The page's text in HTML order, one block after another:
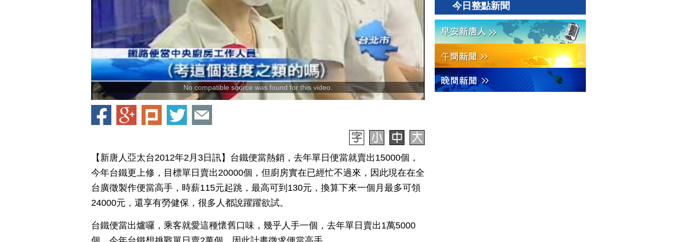
No compatible source was found for this video.
【新唐人亞太台2012年2月3日訊】台鐵便當熱銷，去年單日便當就賣出15000個，
今年台鐵更上修，目標單日賣出20000個，但廚房實在已經忙不過來，因此現在在全
台廣徵製作便當高手，時薪115元起跳，最高可到130元，換算下來一個月最多可領
24000元，還享有勞健保，很多人都說躍躍欲試。
台鐵便當出爐囉，乘客就愛這種懷舊口味，幾乎人手一個，去年單日賣出1萬5000
今日整點新聞